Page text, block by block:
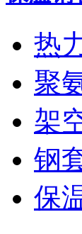
热
聚
架
钢
保